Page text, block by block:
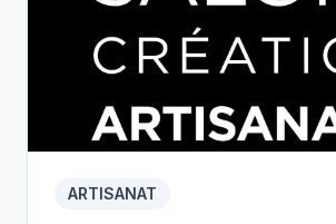
ARTISANAT